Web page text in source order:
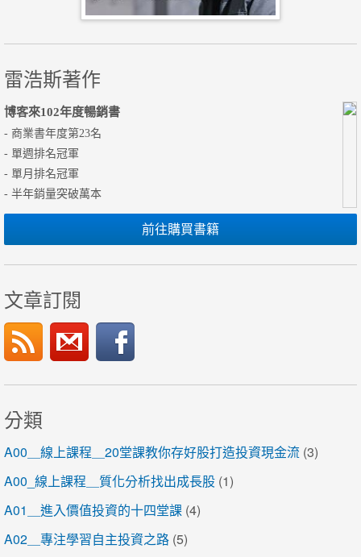
雷浩斯著作
博客來102年度暢銷書
- 商業書年度第23名
- 單週排名冠軍
- 單月排名冠軍
- 半年銷量突破萬本
前往購買書籍
文章訂閱
分類
A00＿線上課程＿20堂課教你存好股打造投資現金流 (3)
A00_線上課程＿質化分析找出成長股 (1)
A01＿進入價值投資的十四堂課 (4)
A02＿專注學習自主投資之路 (5)